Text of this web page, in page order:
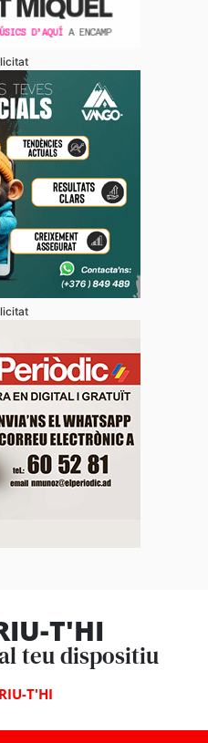
T'HI
teu dispositiu
T'HI